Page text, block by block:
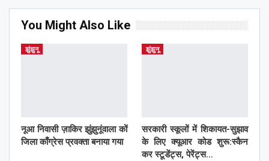
You Might Also Like
झुंझुनू
नूआ निवासी ज़ाकिर झुंझुनूंवाला कों
जिला काँग्रेस प्रवक्ता बनाया गया
झुंझुनू
सरकारी स्कूलों में शिकायत-सुझाव
के लिए क्यूआर कोड शुरू:स्कैन
कर स्टूडेंट्स, पेरेंट्स…